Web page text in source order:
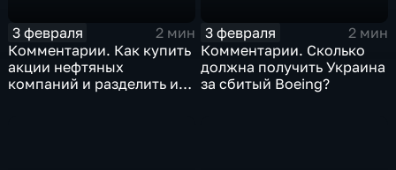
3 февраля
2 мин
Комментарии. Как купить
акции нефтяных
компаний и разделить их
3 февраля
2 мин
Комментарии. Сколько
должна получить Украина
за сбитый Boeing?